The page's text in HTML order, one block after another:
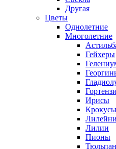
Другая
Цветы
Однолетние
Многолетние
Гейхеры
Ирисы
Лилии
Пионы